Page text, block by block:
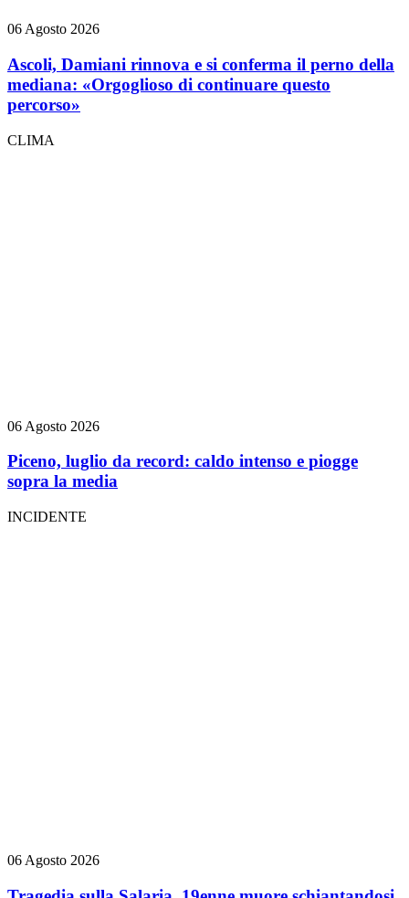
06 Agosto 2026
Ascoli, Damiani rinnova e si conferma il perno della
mediana: «Orgoglioso di continuare questo
percorso»
CLIMA
06 Agosto 2026
Piceno, luglio da record: caldo intenso e piogge
sopra la media
INCIDENTE
06 Agosto 2026